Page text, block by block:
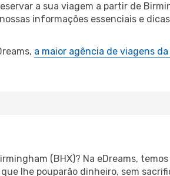
a sua viagem a partir de
informações essenciais e
a maior agência de viagens da
(BHX)? Na eDreams,
lhe pouparão dinheiro, sem